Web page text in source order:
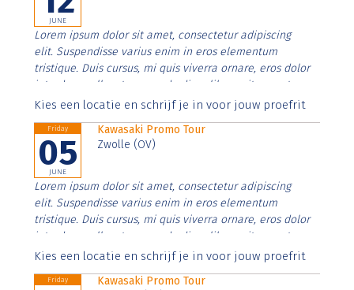
JUNE
Lorem ipsum dolor sit amet, consectetur adipiscing
elit. Suspendisse varius enim in eros elementum
tristique. Duis cursus, mi quis viverra ornare, eros dolor
interdum nulla, ut commodo diam libero vitae erat.
Aenean faucibus nibh et justo cursus id rutrum lorem
Kies een locatie en schrijf je in voor jouw proefrit
Friday
05
JUNE
Kawasaki Promo Tour
Zwolle (OV)
Lorem ipsum dolor sit amet, consectetur adipiscing
elit. Suspendisse varius enim in eros elementum
tristique. Duis cursus, mi quis viverra ornare, eros dolor
interdum nulla, ut commodo diam libero vitae erat.
Aenean faucibus nibh et justo cursus id rutrum lorem
Kies een locatie en schrijf je in voor jouw proefrit
Friday
Kawasaki Promo Tour